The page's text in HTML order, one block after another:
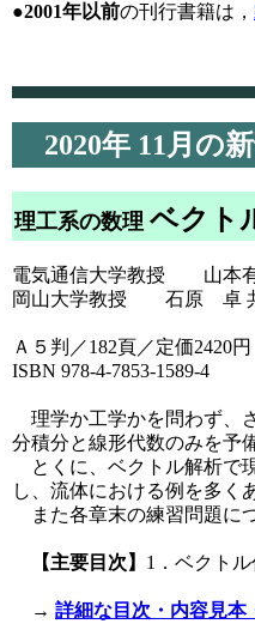
●2001年以前の刊行書籍は，
2020年 11月の新
理工系の数理 ベクト
電気通信大学教授 山本有
岡山大学教授 石原 卓
Ａ５判／182頁／定価2420
ISBN 978-4-7853-1589-4
理学か工学かを問わず、
分積分と線形代数のみを予
とくに、ベクトル解析で
し、流体における例を多く
また各章末の練習問題に
【主要目次】 1．ベクト
→ 詳細な目次・内容見本